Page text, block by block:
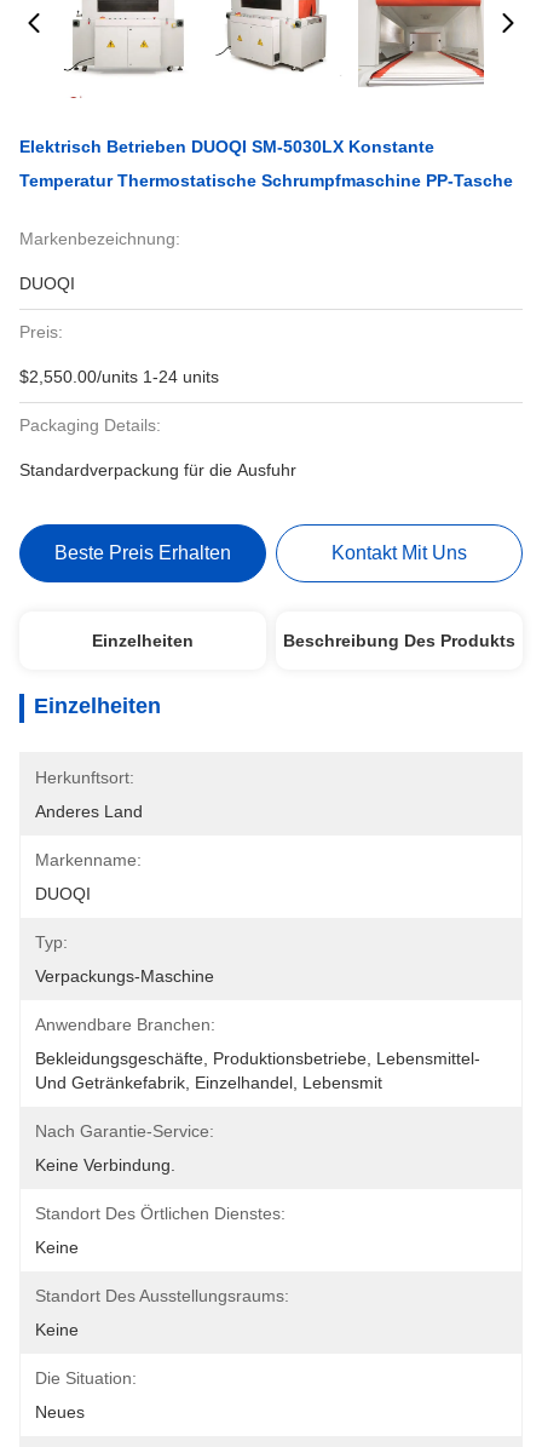
Elektrisch Betrieben DUOQI SM-5030LX Konstante
Temperatur Thermostatische Schrumpfmaschine PP-Tasche
Markenbezeichnung:
DUOQI
Preis:
$2,550.00/units 1-24 units
Packaging Details:
Standardverpackung für die Ausfuhr
Beste Preis Erhalten Kontakt Mit Uns
Einzelheiten Beschreibung Des Produkts
Einzelheiten
Herkunftsort:
Anderes Land
Markenname:
DUOQI
Typ:
Verpackungs-Maschine
Anwendbare Branchen:
Bekleidungsgeschäfte, Produktionsbetriebe, Lebensmittel-
Und Getränkefabrik, Einzelhandel, Lebensmit
Nach Garantie-Service:
Keine Verbindung.
Standort Des Örtlichen Dienstes:
Keine
Standort Des Ausstellungsraums:
Keine
Die Situation:
Neues